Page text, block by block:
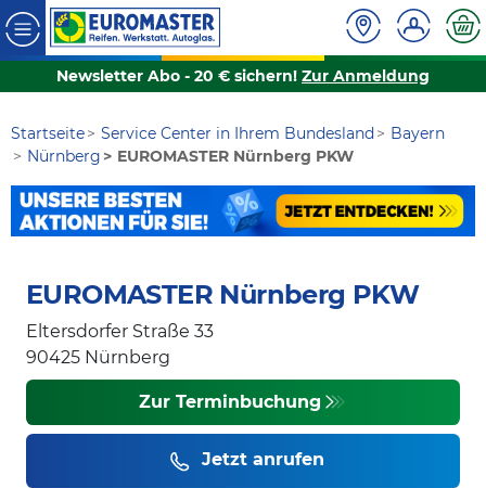
Newsletter Abo - 20 € sichern! Zur Anmeldung
Startseite Service Center in Ihrem Bundesland
Bayern
Nürnberg
EUROMASTER Nürnberg PKW
EUROMASTER Nürnberg PKW
Eltersdorfer Straße 33
90425 Nürnberg
Zur Terminbuchung
Jetzt anrufen